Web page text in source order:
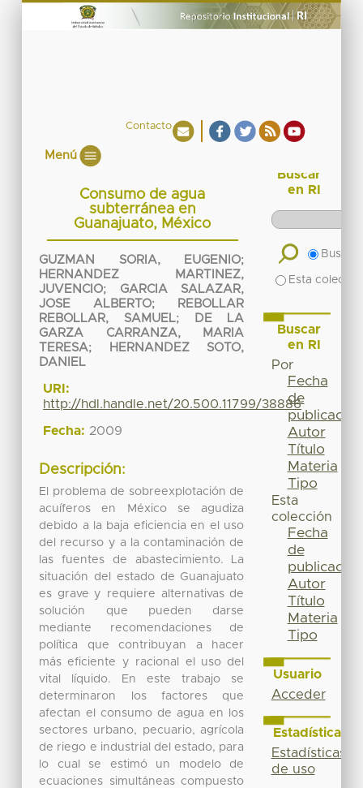
Contacto
Menú
Consumo de agua
subterránea en
Guanajuato, México
GUZMAN SORIA, EUGENIO;
HERNANDEZ MARTINEZ,
JUVENCIO; GARCIA SALAZAR,
JOSE ALBERTO;
REBOLLAR
REBOLLAR, SAMUEL;
DE LA
GARZA CARRANZA, MARIA
TERESA;
HERNANDEZ SOTO,
DANIEL
URI:
http://hdl.handle.net/20.500.11799/38886
Fecha: 2009
Descripción:
El problema de sobreexplotación de
acuíferos en México se agudiza
debido a la baja eficiencia en el uso
del recurso y a la contaminación de
las fuentes de abastecimiento. La
situación del estado de Guanajuato
es grave y requiere alternativas de
solución que pueden darse
mediante recomendaciones de
política que contribuyan a hacer
más eficiente y racional el uso del
vital líquido. En este trabajo se
determinaron los factores que
afectan el consumo de agua en los
sectores urbano, pecuario, agrícola
de riego e industrial del estado, para
lo cual se estimó un modelo de
ecuaciones simultáneas compuesto
Buscar
en RI
Buscar
Esta
Buscar
en RI
Por
Fecha
de
publicación
Autor
Título
Materia
Tipo
Esta
colección
Fecha
de
publicación
Autor
Título
Materia
Tipo
Usuario
Acceder
Estadísticas
Estadísticas
de uso